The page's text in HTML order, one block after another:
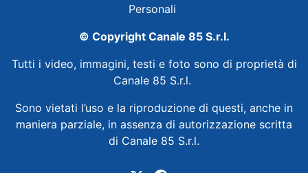
Personali
© Copyright Canale 85 S.r.l.
Tutti i video, immagini, testi e foto sono di proprietà di
Canale 85 S.r.l.
Sono vietati l’uso e la riproduzione di questi, anche in
maniera parziale, in assenza di autorizzazione scritta
di Canale 85 S.r.l.